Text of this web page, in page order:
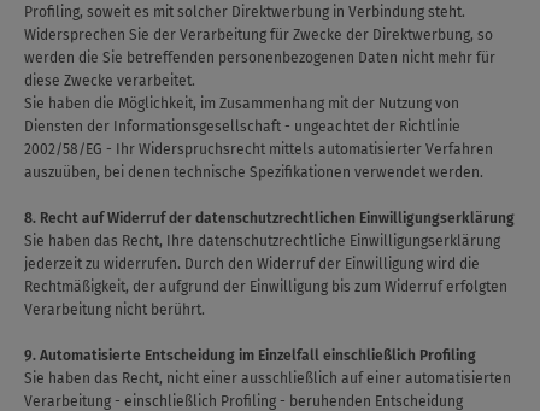
Profiling, soweit es mit solcher Direktwerbung in Verbindung steht.
Widersprechen Sie der Verarbeitung für Zwecke der Direktwerbung, so
werden die Sie betreffenden personenbezogenen Daten nicht mehr für
diese Zwecke verarbeitet.
Sie haben die Möglichkeit, im Zusammenhang mit der Nutzung von
Diensten der Informationsgesellschaft - ungeachtet der Richtlinie
2002/58/EG - Ihr Widerspruchsrecht mittels automatisierter Verfahren
auszuüben, bei denen technische Spezifikationen verwendet werden.
8. Recht auf Widerruf der datenschutzrechtlichen Einwilligungserklärung
Sie haben das Recht, Ihre datenschutzrechtliche Einwilligungserklärung
jederzeit zu widerrufen. Durch den Widerruf der Einwilligung wird die
Rechtmäßigkeit, der aufgrund der Einwilligung bis zum Widerruf erfolgten
Verarbeitung nicht berührt.
9. Automatisierte Entscheidung im Einzelfall einschließlich Profiling
Sie haben das Recht, nicht einer ausschließlich auf einer automatisierten
Verarbeitung - einschließlich Profiling - beruhenden Entscheidung